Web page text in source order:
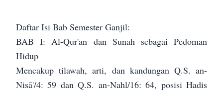
Daftar Isi Bab Semester Ganjil:
BAB I: Al-Qur'an dan Sunah sebagai Pedoman
Hidup
Mencakup tilawah, arti, dan kandungan Q.S. an-
Nisā'/4: 59 dan Q.S. an-Nahl/16: 64, posisi Hadis